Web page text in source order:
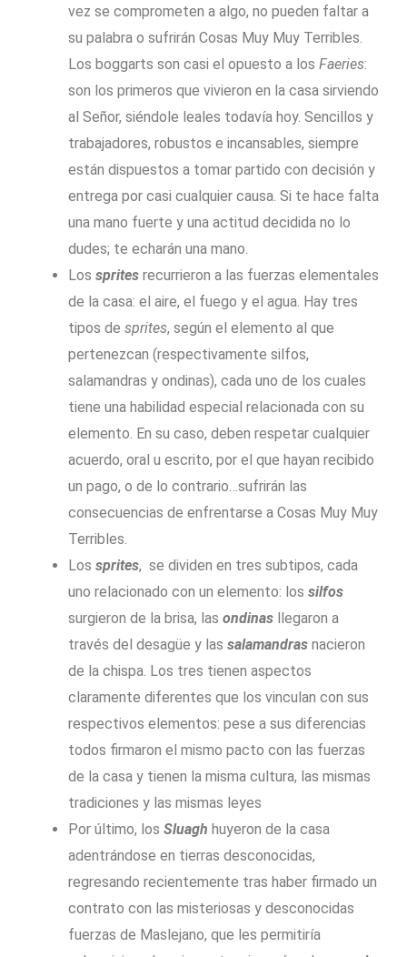
vez se comprometen a algo, no pueden faltar a
su palabra o sufrirán Cosas Muy Muy Terribles.
Los boggarts son casi el opuesto a losFaeries:
son los primeros que vivieron en la casa sirviendo
al Señor, siéndole leales todavía hoy. Sencillos y
trabajadores, robustos e incansables, siempre
están dispuestos a tomar partido con decisión y
entrega por casi cualquier causa. Si te hace falta
una mano fuerte y una actitud decidida no lo
dudes; te echarán una mano.
Lossprites recurrieron a las fuerzas elementales
de la casa: el aire, el fuego y el agua. Hay tres
tipos desprites, según el elemento al que
pertenezcan (respectivamente silfos,
salamandras y ondinas), cada uno de los cuales
tiene una habilidad especial relacionada con su
elemento. En su caso, deben respetar cualquier
acuerdo, oral u escrito, por el que hayan recibido
un pago, o de lo contrario…sufrirán las
consecuencias de enfrentarse a Cosas Muy Muy
Terribles.
Lossprites, se dividen en tres subtipos, cada
uno relacionado con un elemento: lossilfos
surgieron de la brisa, lasondinas llegaron a
través del desagüe y lassalamandras nacieron
de la chispa. Los tres tienen aspectos
claramente diferentes que los vinculan con sus
respectivos elementos: pese a sus diferencias
todos firmaron el mismo pacto con las fuerzas
de la casa y tienen la misma cultura, las mismas
tradiciones y las mismas leyes
Por último, losSluagh huyeron de la casa
adentrándose en tierras desconocidas,
regresando recientemente tras haber firmado un
contrato con las misteriosas y desconocidas
fuerzas de Maslejano, que les permitiría